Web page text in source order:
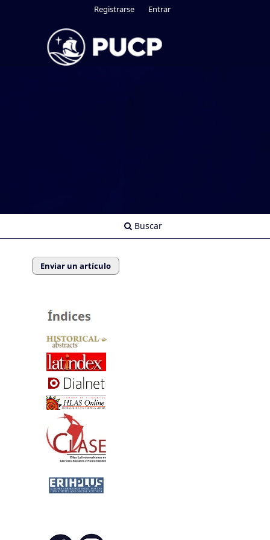
Buscar
Registrarse Entrar
Enviar un artículo